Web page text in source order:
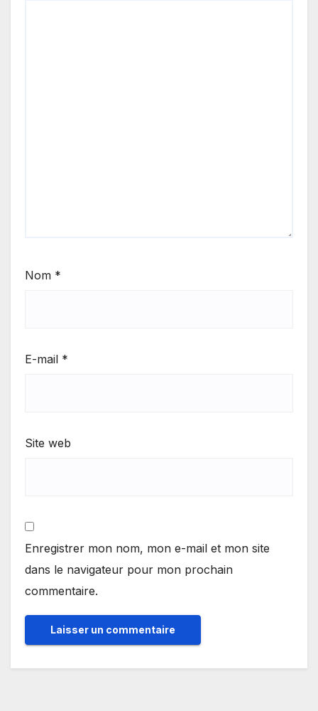
Nom *
E-mail *
Site web
Enregistrer mon nom, mon e-mail et mon site
dans le navigateur pour mon prochain
commentaire.